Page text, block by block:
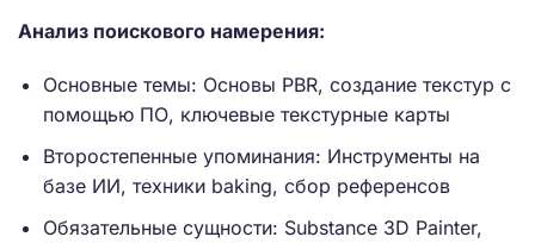
Анализ поискового намерения:
Основные темы: Основы PBR, создание текстур с
помощью ПО, ключевые текстурные карты
Второстепенные упоминания: Инструменты на
базе ИИ, техники baking, сбор референсов
Обязательные сущности: Substance 3D Painter,